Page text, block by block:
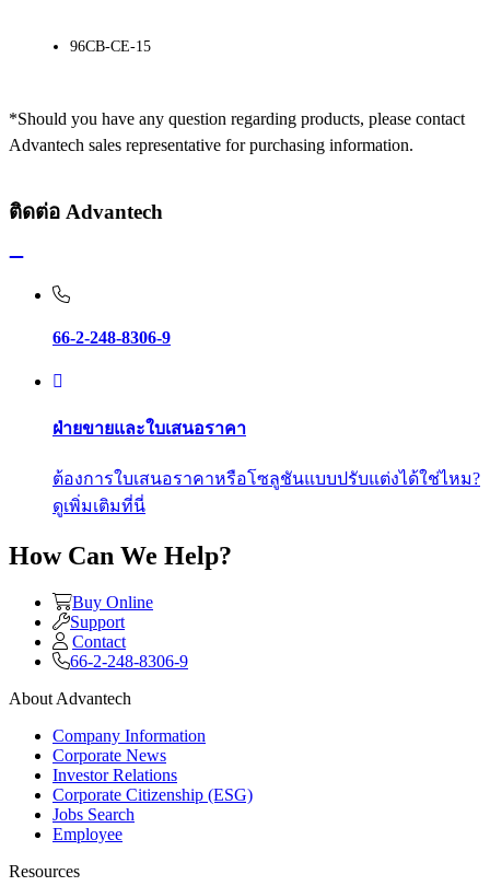
96CB-CE-15
*Should you have any question regarding products, please contact
Advantech sales representative for purchasing information.
ติดต่อ Advantech
66-2-248-8306-9
ฝ่ายขายและใบเสนอราคา
ต้องการใบเสนอราคาหรือโซลูชันแบบปรับแต่งได้ใช่ไหม?
ดูเพิ่มเติมที่นี่
How Can We Help?
Buy Online
Support
Contact
66-2-248-8306-9
About Advantech
Company Information
Corporate News
Investor Relations
Corporate Citizenship (ESG)
Jobs Search
Employee
Resources